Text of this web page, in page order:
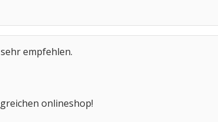
empfehlen.
onlineshop!